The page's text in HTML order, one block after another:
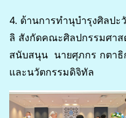
4. ด้านการทำนุบำรุงศิลป
ลิ สังกัดคณะศิลปกรรมศาส
สนับสนุน นายศุภกร กตาธิ
และนวัตกรรมดิจิทัล